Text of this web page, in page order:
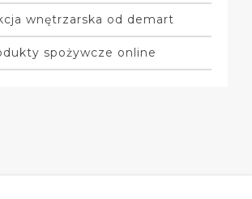
wnętrzarska od demart
spożywcze online